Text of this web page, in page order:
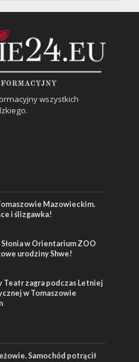
wszystkich
Mazowieckim.
i ślizgawka!
w Orientarium ZOO
urodziny Shwe!
Teatr zagra podczas Letniej
w Tomaszowie
Samochód potrącił